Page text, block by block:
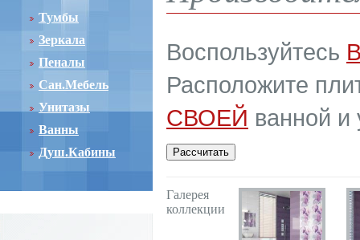
Тумбы
Зеркала
Пеналы
Сан.Мебель
Унитазы
Ванны
Душ.Кабины
Воспользуйтесь
Расположите
СВОЕЙ ванной и
Галерея
коллекции